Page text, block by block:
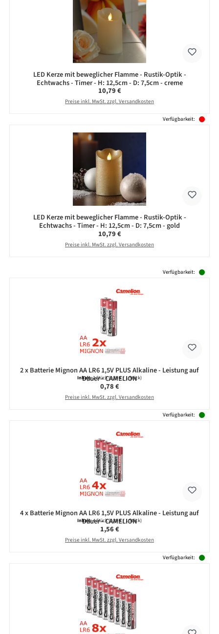
LED Kerze mit beweglicher Flamme - Rustik-Optik -
Echtwachs - Timer - H: 12,5cm - D: 7,5cm - creme
Regulärer Preis:
10,79 €
Preise inkl. MwSt. zzgl. Versandkosten
Verfügbarkeit:
LED Kerze mit beweglicher Flamme - Rustik-Optik -
Echtwachs - Timer - H: 12,5cm - D: 7,5cm - gold
Regulärer Preis:
10,79 €
Preise inkl. MwSt. zzgl. Versandkosten
Verfügbarkeit:
2 x Batterie Mignon AA LR6 1,5V PLUS Alkaline - Leistung auf
Dauer - CAMELION
Inhalt:2 Stück(0,39 € / 1 Stück)
Regulärer Preis:
0,78 €
Preise inkl. MwSt. zzgl. Versandkosten
Verfügbarkeit:
4 x Batterie Mignon AA LR6 1,5V PLUS Alkaline - Leistung auf
Dauer - CAMELION
Inhalt:4 Stück(0,39 € / 1 Stück)
Regulärer Preis:
1,56 €
Preise inkl. MwSt. zzgl. Versandkosten
Verfügbarkeit: